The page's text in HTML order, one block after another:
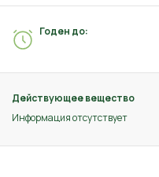
Действующее вещество
Информация отсутствует
Годен до: